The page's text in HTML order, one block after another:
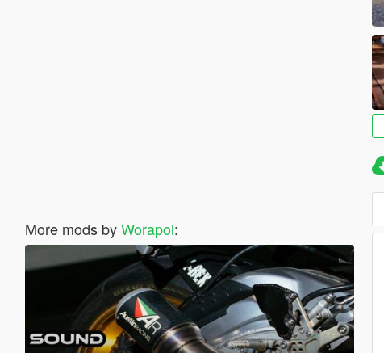
More mods byWorapol: